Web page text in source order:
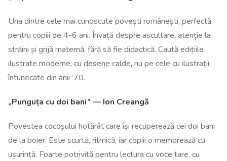
Una dintre cele mai cunoscute povești românești, perfectă
pentru copiii de 4-6 ani. Învață despre ascultare, atenție la
străini și grijă maternă, fără să fie didactică. Caută edițiile
ilustrate moderne, cu desene calde, nu pe cele cu ilustrații
întunecate din anii ‘70.
„Punguța cu doi bani” — Ion Creangă
Povestea cocoșului hotărât care își recuperează cei doi bani
de la boier. Este scurtă, ritmică, iar copiii o memorează cu
ușurință. Foarte potrivită pentru lectura cu voce tare, cu